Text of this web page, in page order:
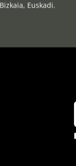
Bizkaia, Euskadi.